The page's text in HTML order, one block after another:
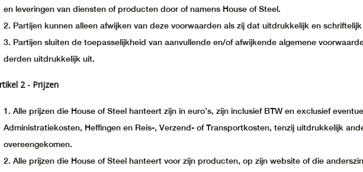
en leveringen van diensten of producten door of namens House of Steel.
Partijen kunnen alleen afwijken van deze voorwaarden als zij dat uitdrukkelijk en
Partijen sluiten de toepasselijkheid van aanvullende en/of afwijkende algemene
derden uitdrukkelijk uit.
2 - Prijzen
Alle prijzen die House of Steel hanteert zijn in euro’s, zijn inclusief BTW en exclusief
Administratiekosten, Heffingen en Reis-, Verzend- of Transportkosten, tenzij uitdrukkelijk
overeengekomen.
Alle prijzen die House of Steel hanteert voor zijn producten, op zijn website of die